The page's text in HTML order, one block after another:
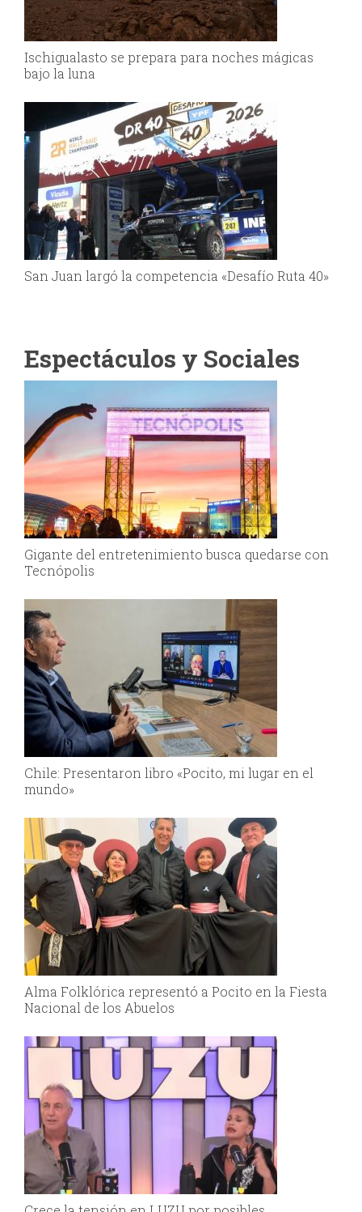
Ischigualasto se prepara para noches mágicas
bajo la luna
San Juan largó la competencia «Desafío Ruta 40»
Espectáculos y Sociales
Gigante del entretenimiento busca quedarse con
Tecnópolis
Chile: Presentaron libro «Pocito, mi lugar en el
mundo»
Alma Folklórica representó a Pocito en la Fiesta
Nacional de los Abuelos